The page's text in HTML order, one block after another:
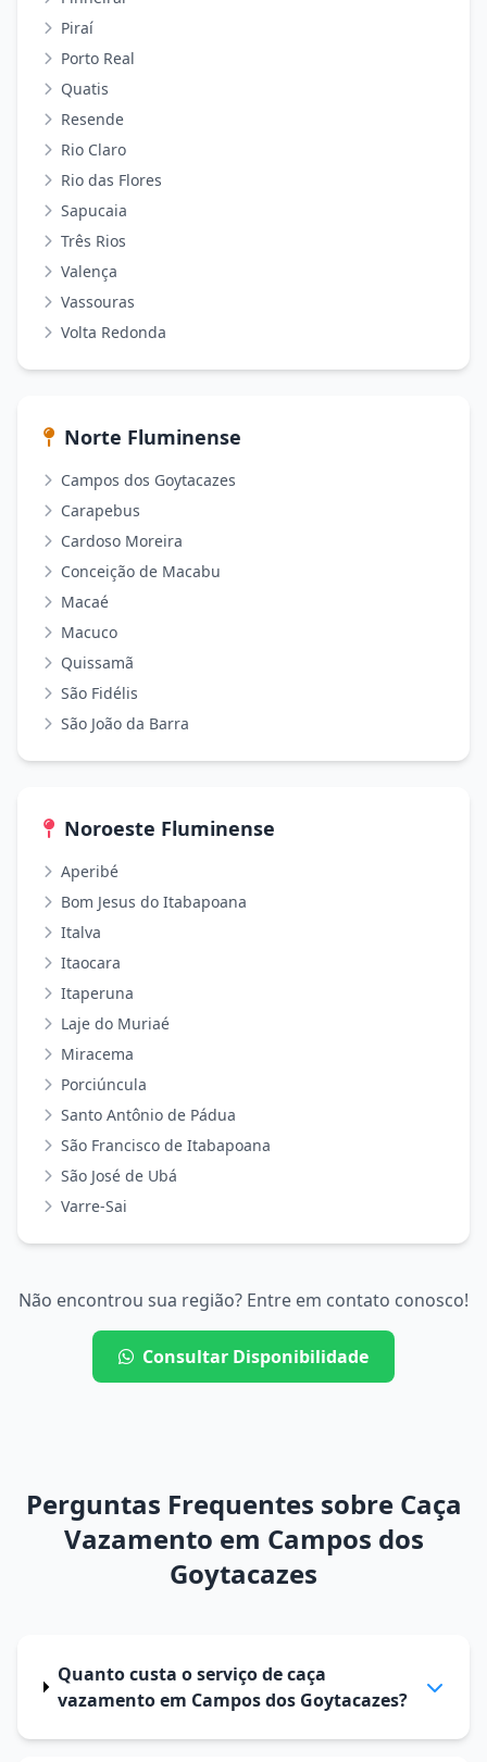
Piraí
Porto Real
Quatis
Resende
Rio Claro
Rio das Flores
Sapucaia
Três Rios
Valença
Vassouras
Volta Redonda
Norte Fluminense
Campos dos Goytacazes
Carapebus
Cardoso Moreira
Conceição de Macabu
Macaé
Macuco
Quissamã
São Fidélis
São João da Barra
Noroeste Fluminense
Aperibé
Bom Jesus do Itabapoana
Italva
Itaocara
Itaperuna
Laje do Muriaé
Miracema
Porciúncula
Santo Antônio de Pádua
São Francisco de Itabapoana
São José de Ubá
Varre-Sai
Não encontrou sua região? Entre em contato conosco!
Consultar Disponibilidade
Perguntas Frequentes sobre Caça
Vazamento em Campos dos
Goytacazes
Quanto custa o serviço de caça
vazamento em Campos dos Goytacazes?